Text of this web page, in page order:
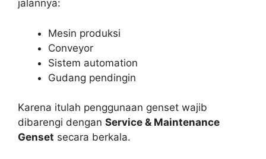
jalannya:
Mesin produksi
Conveyor
Sistem automation
Gudang pendingin
Karena itulah penggunaan genset wajib
dibarengi dengan Service & Maintenance
Genset secara berkala.